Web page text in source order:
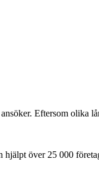
Eftersom olika
hjälpt över 25 000